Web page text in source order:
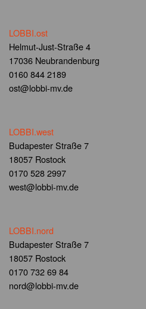
LOBBI.ost
Helmut-Just-Straße 4
17036 Neubrandenburg
0160 844 2189
ost@lobbi-mv.de
LOBBI.west
Budapester Straße 7
18057 Rostock
0170 528 2997
west@lobbi-mv.de
LOBBI.nord
Budapester Straße 7
18057 Rostock
0170 732 69 84
nord@lobbi-mv.de